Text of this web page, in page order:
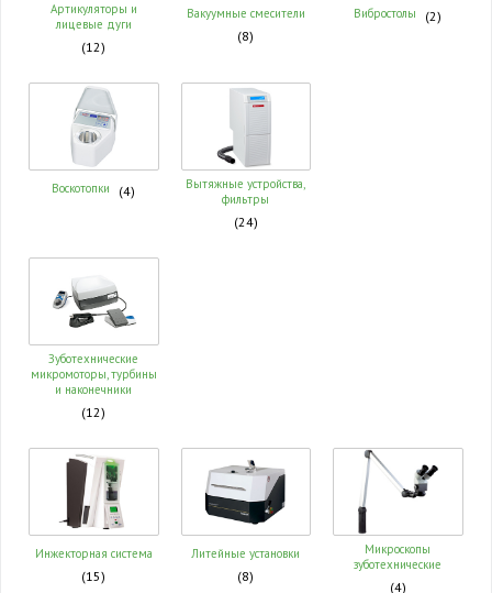
Артикуляторы и
лицевые дуги
(12)
Вакуумные смесители
(8)
Вибростолы (2)
Воскотопки (4)
Вытяжные устройства,
фильтры
(24)
Зуботехнические
микромоторы, турбины
и наконечники
(12)
Инжекторная система
(15)
Литейные установки
(8)
Микроскопы
зуботехнические
(4)